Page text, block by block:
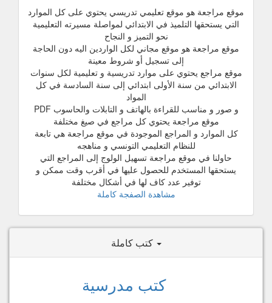
موقع مراجعة هو موقع تعليمي تدريسي يحتوي على كل الموارد
التي يستحقها التلميذ في الابتدائي لمواصلة مسيرته التعليمية
نحو التميز و النجاح
موقع مراجعة هو موقع مجاني لكل الواردين اليه دون الحاجة
إلى تسجيل أو شروط معينة
موقع مراجع يحتوي على موارد تدريسية و تعليمية لكل سنوات
الابتدائي من سنة الأولى ابتدائي إلى سنة السادسة في كل
المواد
و صور و مناسب للقراءة بالهاتف و التابلات والحاسوب PDF
موقع مراجعة يحتوي كل مراجع في صيغ مختلفة
كل الموارد و المراجع الموجودة في موقع مراجعة هي تابعة
للنظام التعليمي التونسي و مناهجه
حاولنا في موقع مراجعة تسهيل الولوج إلى المراجع التي
يستحقها المستخدم للحصول عليها في أقرب وقت ممكن و
توفير عدد كاف لها في أشكال مختلفة
مشاهدة الصفجة كاملة
كتب كاملة
كتب مدرسية